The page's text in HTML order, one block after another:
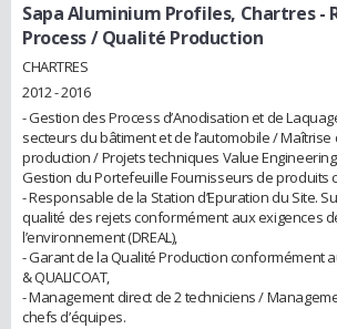
Sapa Aluminium Profiles, Chartres-
Process / Qualité Production
CHARTRES
2012 - 2016
- Gestion des Process d’Anodisation et de
secteurs du bâtiment et de l’automobile / Maîtrise
production / Projets techniques Value
Gestion du Portefeuille Fournisseurs de produits
- Responsable de la Station d’Epuration du Site.
qualité des rejets conformément aux exigences
l’environnement (DREAL),
- Garant de la Qualité Production conformément
& QUALICOAT,
- Management direct de 2 techniciens /
chefs d’équipes.